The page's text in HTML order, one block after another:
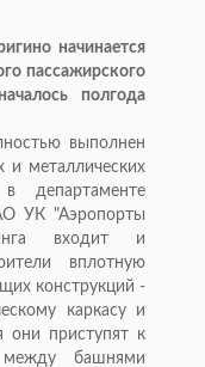
начинается
пассажирского
полгода
выполнен
и металлических
департаменте
УК "Аэропорты
входит и
вплотную
конструкций -
каркасу и
приступят к
башнями